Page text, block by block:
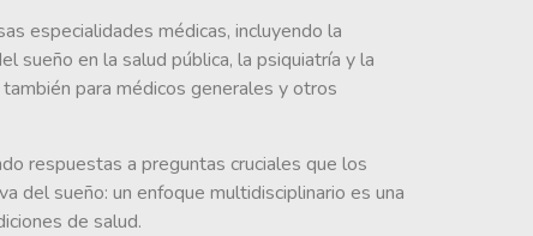
especialidades médicas, incluyendo la
sueño en la salud pública, la psiquiatría y la
para médicos generales y otros
respuestas a preguntas cruciales que los
del sueño: un enfoque multidisciplinario es una
de salud.